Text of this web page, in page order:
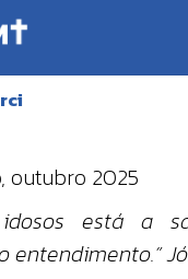
outubro 2025
está a
Jó.